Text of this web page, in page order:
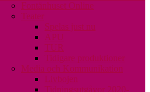
Fontänhuset Online
Teater
Spelas just nu
APU
TUR
Tidigare produktioner
Media och Kommunikation
Livbojen
Tidningsutgåvor 2020-